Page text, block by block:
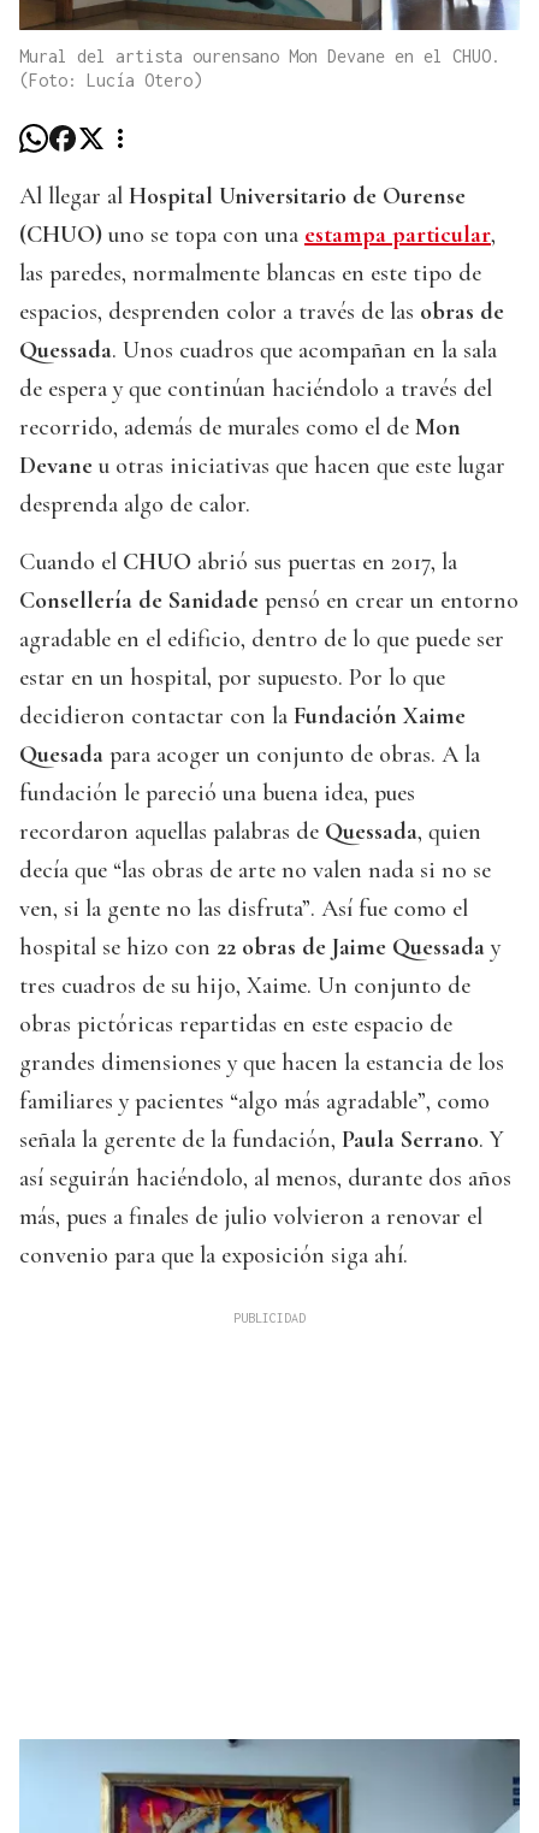
Mural del artista ourensano Mon Devane en el CHUO.
(Foto: Lucía Otero)
Al llegar al Hospital Universitario de Ourense
(CHUO) uno se topa con una estampa particular,
las paredes, normalmente blancas en este tipo de
espacios, desprenden color a través de las obras de
Quessada. Unos cuadros que acompañan en la sala
de espera y que continúan haciéndolo a través del
recorrido, además de murales como el de Mon
Devane u otras iniciativas que hacen que este lugar
desprenda algo de calor.
Cuando el CHUO abrió sus puertas en 2017, la
Consellería de Sanidade pensó en crear un entorno
agradable en el edificio, dentro de lo que puede ser
estar en un hospital, por supuesto. Por lo que
decidieron contactar con la Fundación Xaime
Quesada para acoger un conjunto de obras. A la
fundación le pareció una buena idea, pues
recordaron aquellas palabras de Quessada, quien
decía que “las obras de arte no valen nada si no se
ven, si la gente no las disfruta”. Así fue como el
hospital se hizo con 22 obras de Jaime Quessada y
tres cuadros de su hijo, Xaime. Un conjunto de
obras pictóricas repartidas en este espacio de
grandes dimensiones y que hacen la estancia de los
familiares y pacientes “algo más agradable”, como
señala la gerente de la fundación, Paula Serrano. Y
así seguirán haciéndolo, al menos, durante dos años
más, pues a finales de julio volvieron a renovar el
convenio para que la exposición siga ahí.